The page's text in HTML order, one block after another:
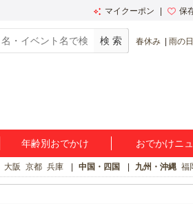
マイクーポン 保
春休み 雨の
年齢別おでかけ おでかけニ
大阪 京都 兵庫 中国・四国 九州・沖縄 福